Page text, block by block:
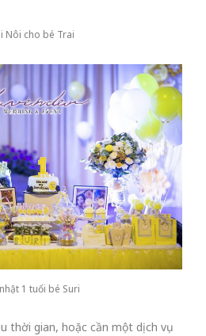
Nôi cho bé Trai
1 tuổi bé Suri
thời gian, hoặc cần một dịch vụ